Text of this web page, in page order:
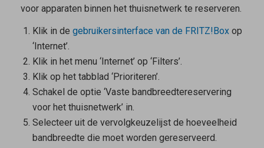
voor apparaten binnen het thuisnetwerk te reserveren.
Klik in de gebruikersinterface van de FRITZ!Boxop
‘Internet’.
Klik in het menu ‘Internet’ op ‘Filters’.
Klik op het tabblad ‘Prioriteren’.
Schakel de optie ‘Vaste bandbreedtereservering
voor het thuisnetwerk’ in.
Selecteer uit de vervolgkeuzelijst de hoeveelheid
bandbreedte die moet worden gereserveerd.